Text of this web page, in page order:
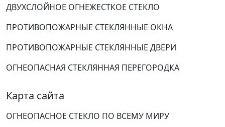
ДВУХСЛОЙНОЕ ОГНЕЖЕСТКОЕ СТЕКЛО
ПРОТИВОПОЖАРНЫЕ СТЕКЛЯННЫЕ ОКНА
ПРОТИВОПОЖАРНЫЕ СТЕКЛЯННЫЕ ДВЕРИ
ОГНЕОПАСНАЯ СТЕКЛЯННАЯ ПЕРЕГОРОДКА
Карта сайта
ОГНЕОПАСНОЕ СТЕКЛО ПО ВСЕМУ МИРУ